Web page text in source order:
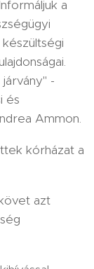
a
-
és
Ammon.
kórházat a
azt